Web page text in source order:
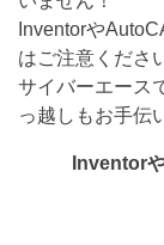
Inventorや
はご注意くださ
サイバーエース
っ越しもお手伝
Inventor